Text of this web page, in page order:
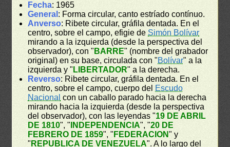
Fecha: 1965
General : Forma circular, canto estríado contínuo.
Anverso: Ribete circular, gráfila dentada. En el
centro, sobre el campo, efigie deSimón Bolívar
mirando a la izquierda (desde la perspectiva del
observador), con " BARRE" (nombre del grabador
original) en su base, circulada con "Bolívar" a la
izquierda y " LIBERTADOR" a la derecha.
Reverso: Ribete circular, gráfila dentada. En el
centro, sobre el campo, cuerpo del Escudo
Nacional con un caballo parado hacia la derecha
mirando hacia la izquierda (desde la perspectiva
del observador), con las leyendas "19 DE ABRIL
DE 1810", " INDEPENDENCIA", "20 DE
FEBRERO DE 1859", " FEDERACION" y
" REPUBLICA DE VENEZUELA". A lo largo del